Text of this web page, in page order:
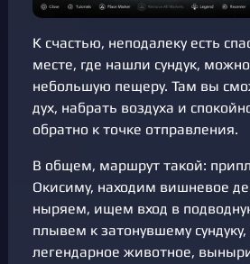
К счастью, неподалеку есть
месте, где нашли сундук,
небольшую пещеру. Там вы
дух, набрать воздуха и
обратно к точке отправления.
В общем, маршрут такой:
Окисиму, находим вишневое
ныряем, ищем вход в
плывем к затонувшему
легендарное животное,